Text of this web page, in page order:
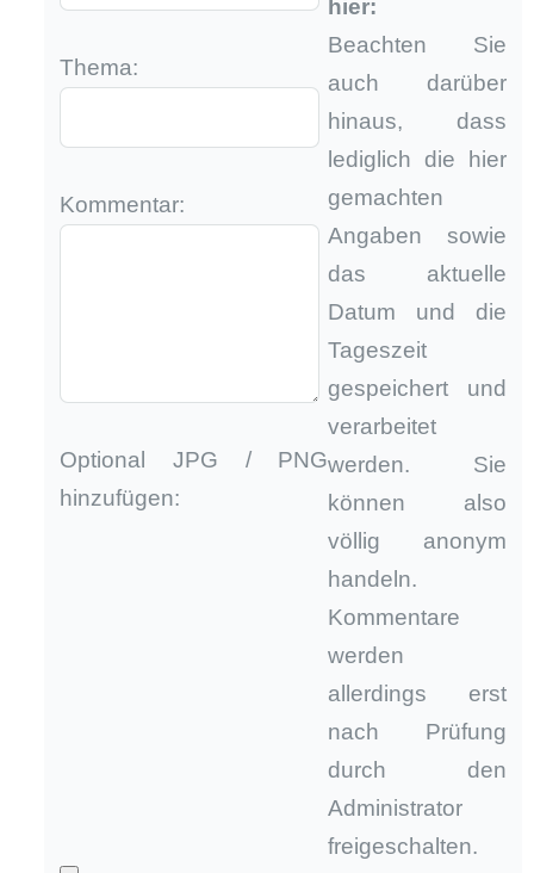
hier:
Beachten Sie
auch darüber
hinaus, dass
lediglich die hier
gemachten
Angaben sowie
das aktuelle
Datum und die
Tageszeit
gespeichert und
verarbeitet
werden. Sie
können also
völlig anonym
handeln.
Kommentare
werden
allerdings erst
nach Prüfung
durch den
Administrator
freigeschalten.
Thema:
Kommentar:
Optional JPG / PNG
hinzufügen: